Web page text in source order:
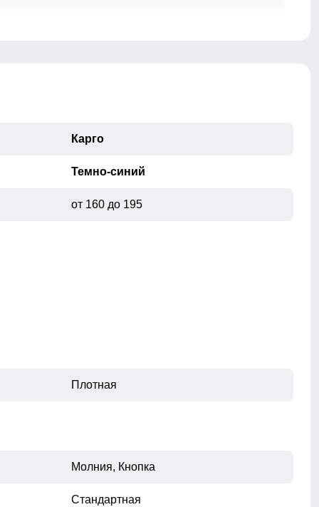
Карго
Темно-синий
от 160 до 195
Плотная
Молния, Кнопка
Стандартная